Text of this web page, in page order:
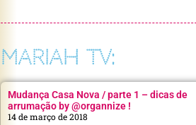
MARIAH TV:
Mudança Casa Nova / parte 1 – dicas de
arrumação by @organnize !
14 de março de 2018